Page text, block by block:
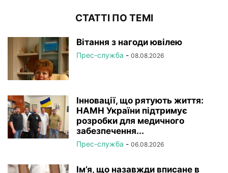
СТАТТІ ПО ТЕМІ
Вітання з нагоди ювілею
Прес-служба - 08.08.2026
Інновації, що рятують життя:
НАМН України підтримує
розробки для медичного
забезпечення...
Прес-служба - 06.08.2026
Ім’я, що назавжди вписане в